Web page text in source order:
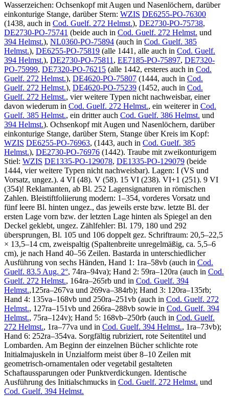
Wasserzeichen: Ochsenkopf mit Augen und Nasenlöchern, darüber
einkonturige Stange, darüber Stern: WZIS DE6255-PO-76300
(1438, auch in Cod. Guelf. 272 Helmst.), DE2730-PO-75738,
DE2730-PO-75741 (beide auch in Cod. Guelf. 272 Helmst. und
394 Helmst.), NL0360-PO-75894 (auch in Cod. Guelf. 385
Helmst.), DE6255-PO-75819 (alle 1441, alle auch in Cod. Guelf.
394 Helmst.), DE2730-PO-75811 , EE7185-PO-75897, DE7320-
PO-75999, DE7320-PO-76215 (alle 1442, ersteres auch in Cod.
Guelf. 272 Helmst.), DE4620-PO-75807 (1444, auch in Cod.
Guelf. 272 Helmst.), DE4620-PO-75239 (1452, auch in Cod.
Guelf. 272 Helmst., vier weitere Typen nicht nachweisbar, einer
davon wiederum in Cod. Guelf. 272 Helmst., ein weiterer in Cod.
Guelf. 385 Helmst., ein dritter auch Cod. Guelf. 386 Helmst. und
394 Helmst.). Ochsenkopf mit Augen und Nasenlöchern, darüber
einkonturige Stange, darüber Stern, Stange über Kreis im Kopf:
WZIS DE6255-PO-76963, (1443, auch in Cod. Guelf. 385
Helmst.), DE2730-PO-76976 (1442). Traube mit zweikonturigem
Stiel: WZIS DE1335-PO-129078, DE1335-PO-129079 (beide
1444, vier weitere Typen nicht nachweisbar). Lagen: I (VS und
Vorsatz, ungez.). 4 VI (48). V (58). 15 VI (238). VI+1 (251). 9 VI
(354)! Reklamanten, ab Bl. 252 Lagensignaturen in römischen
Zahlen. Bleistiftfoliierung modern: 1–354, vorderes Vorsatz und
fünf leere Bl. hinten ungez., das jeweils erste bzw. letzte Bl. der
ersten Lage vorn bzw. der letzten Lage hinten als Spiegel an den
Deckel geklebt, ungez. Zählfehler: Bl. 179, 180 und 292
übersprungen, Bl. 105 und 106 doppelt gez. Schriftraum: 20,5–22,5
× 13,5–14 cm, zweispaltig (Spaltenbreite unregelmäßig, ca. 5,5–6
cm), je nach Hand 40–56 Zeilen. Bastarda in unterschiedlicher
Ausführung von sechs Händen, Hand 1: 1ra–58vb (auch in Cod.
Guelf. 83.5 Aug. 2°, 74ra–94va); Hand 2: 59ra–120ra (auch in Cod.
Guelf. 272 Helmst., 164ra–265rb und in Cod. Guelf. 394
Helmst.,125ra–267va und 269va–384rb); Hand 3: 120ra–135rb;
Hand 4: 135va–168vb und 250ra–251vb (auch in Cod. Guelf. 272
Helmst., 127ra–151vb und 266ra–288vb sowie in Cod. Guelf. 394
Helmst., 75ra–124v); Hand 5: 168vb–250rb (auch in Cod. Guelf.
272 Helmst., 1ra–77va und in Cod. Guelf. 394 Helmst., 1ra–73vb);
Hand 6: 252ra–354va. Sorgfältig rubriziert, rote Seitentitel und
Lombarden. Am Beginn der einzelnen Bücher schlichte rote
Initialmajuskeln in Unzialform meist über 8–10 Zeilen mit
geometrisch-ornamentalen oder vegetabil gestalteten
Schaftaussparungen oder Punktverdickungen. Identische
Ausführung des Initialschmucks in Cod. Guelf. 272 Helmst. und
Cod. Guelf. 394 Helmst.